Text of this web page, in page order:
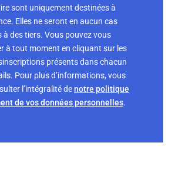
sont uniquement destinées à
Elles ne seront en aucun cas
à des tiers. Vous pouvez vous
à tout moment en cliquant sur les
présents dans chacun
Pour plus d’informations, vous
l’intégralité denotre politique
de vos données personnelles.